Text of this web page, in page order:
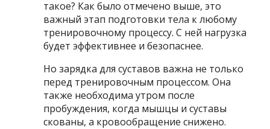
такое? Как было отмечено выше, это
важный этап подготовки тела к любому
тренировочному процессу. С ней нагрузка
будет эффективнее и безопаснее.
Но зарядка для суставов важна не только
перед тренировочным процессом. Она
также необходима утром после
пробуждения, когда мышцы и суставы
скованы, а кровообращение снижено.